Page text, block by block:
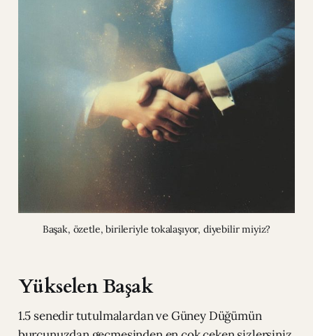
Başak, özetle, birileriyle tokalaşıyor, diyebilir miyiz?
Yükselen Başak
1.5 senedir tutulmalardan ve Güney Düğümün